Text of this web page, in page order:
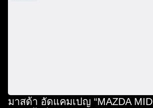
มาสด้า อัดแคมเปญ “MAZDA MID